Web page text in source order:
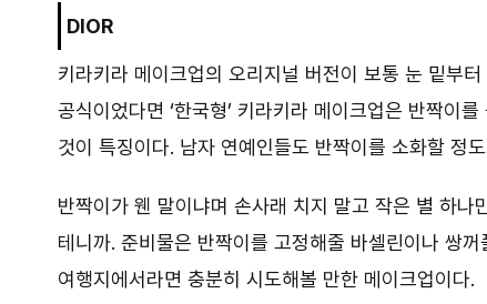
DIOR
키라키라 메이크업의 오리지널 버전이 보통 눈 밑부
공식이었다면 ‘한국형’ 키라키라 메이크업은 반짝이
것이 특징이다. 남자 연예인들도 반짝이를 소화할 정
반짝이가 웬 말이냐며 손사래 치지 말고 작은 별 하
테니까. 준비물은 반짝이를 고정해줄 바셀린이나 쌍
여행지에서라면 충분히 시도해볼 만한 메이크업이다.